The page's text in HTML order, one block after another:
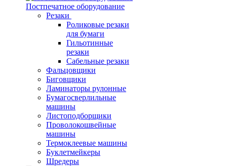
Постпечатное оборудование
Резаки
Роликовые резаки
для бумаги
Гильотинные
резаки
Сабельные резаки
Фальцовщики
Биговщики
Ламинаторы рулонные
Бумагосверлильные
машины
Листоподборщики
Проволокошвейные
машины
Термоклеевые машины
Буклетмейкеры
Шредеры